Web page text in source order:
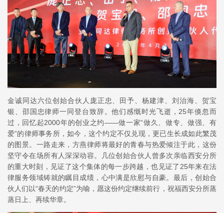
金诚同达六位创始合伙人庞正忠、田予、杨建津、刘治海、贺宝
银、邵国忠律师一同登台致辞。他们感慨时光飞逝，25年倏忽而
过，回忆起2000年的创业之约——做一家“做久、做专、做强、有
爱”的律师事务所，如今，这个约定不仅兑现，更已生长成如此繁茂
的图景。一路走来，方燕律师将最好的青春与热爱倾注于此，这份
坚守令在场所有人深深动容。几位创始合伙人曾多次亲临西安分所
的重大时刻，见证了这个集体的每一步跨越，也见证了25年来在法
律服务领域铸就的瞩目成绩，心中满是欣慰与自豪。最后，创始合
伙人们以“春天的约定”为喻，愿这份约定继续前行，祝福西安分所蒸
蒸日上、再续华章。